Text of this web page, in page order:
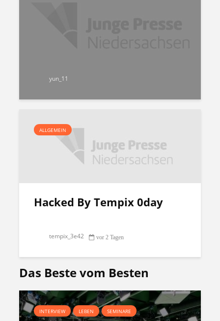
yun_11
ALLGEMEIN
Hacked By Tempix 0day
tempix_3e42 vor 2 Tagen
Das Beste vom Besten
INTERVIEW LEBEN SEMINARE